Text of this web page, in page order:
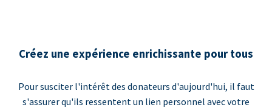
Créez une expérience enrichissante pour tous
Pour susciter l'intérêt des donateurs d'aujourd'hui, il faut
s'assurer qu'ils ressentent un lien personnel avec votre